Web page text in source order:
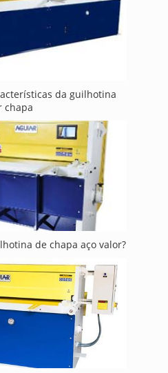
da guilhotina
chapa
de chapa aço valor?